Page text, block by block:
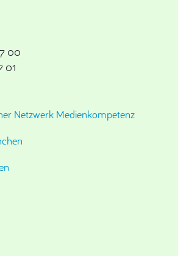
00
01
Netzwerk Medienkompetenz